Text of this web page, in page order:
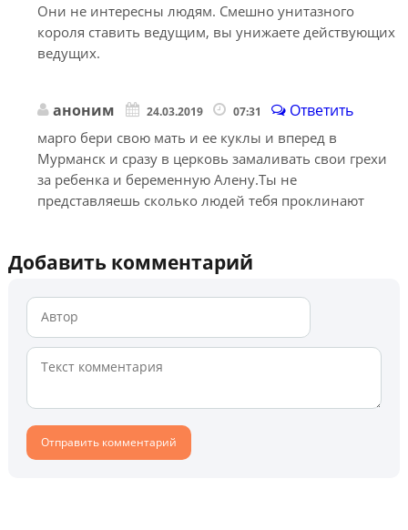
Они не интересны людям. Смешно унитазного
короля ставить ведущим, вы унижаете действующих
ведущих.
аноним 24.03.2019 07:31 Ответить
марго бери свою мать и ее куклы и вперед в
Мурманск и сразу в церковь замаливать свои грехи
за ребенка и беременную Алену.Ты не
представляешь сколько людей тебя проклинают
Добавить комментарий